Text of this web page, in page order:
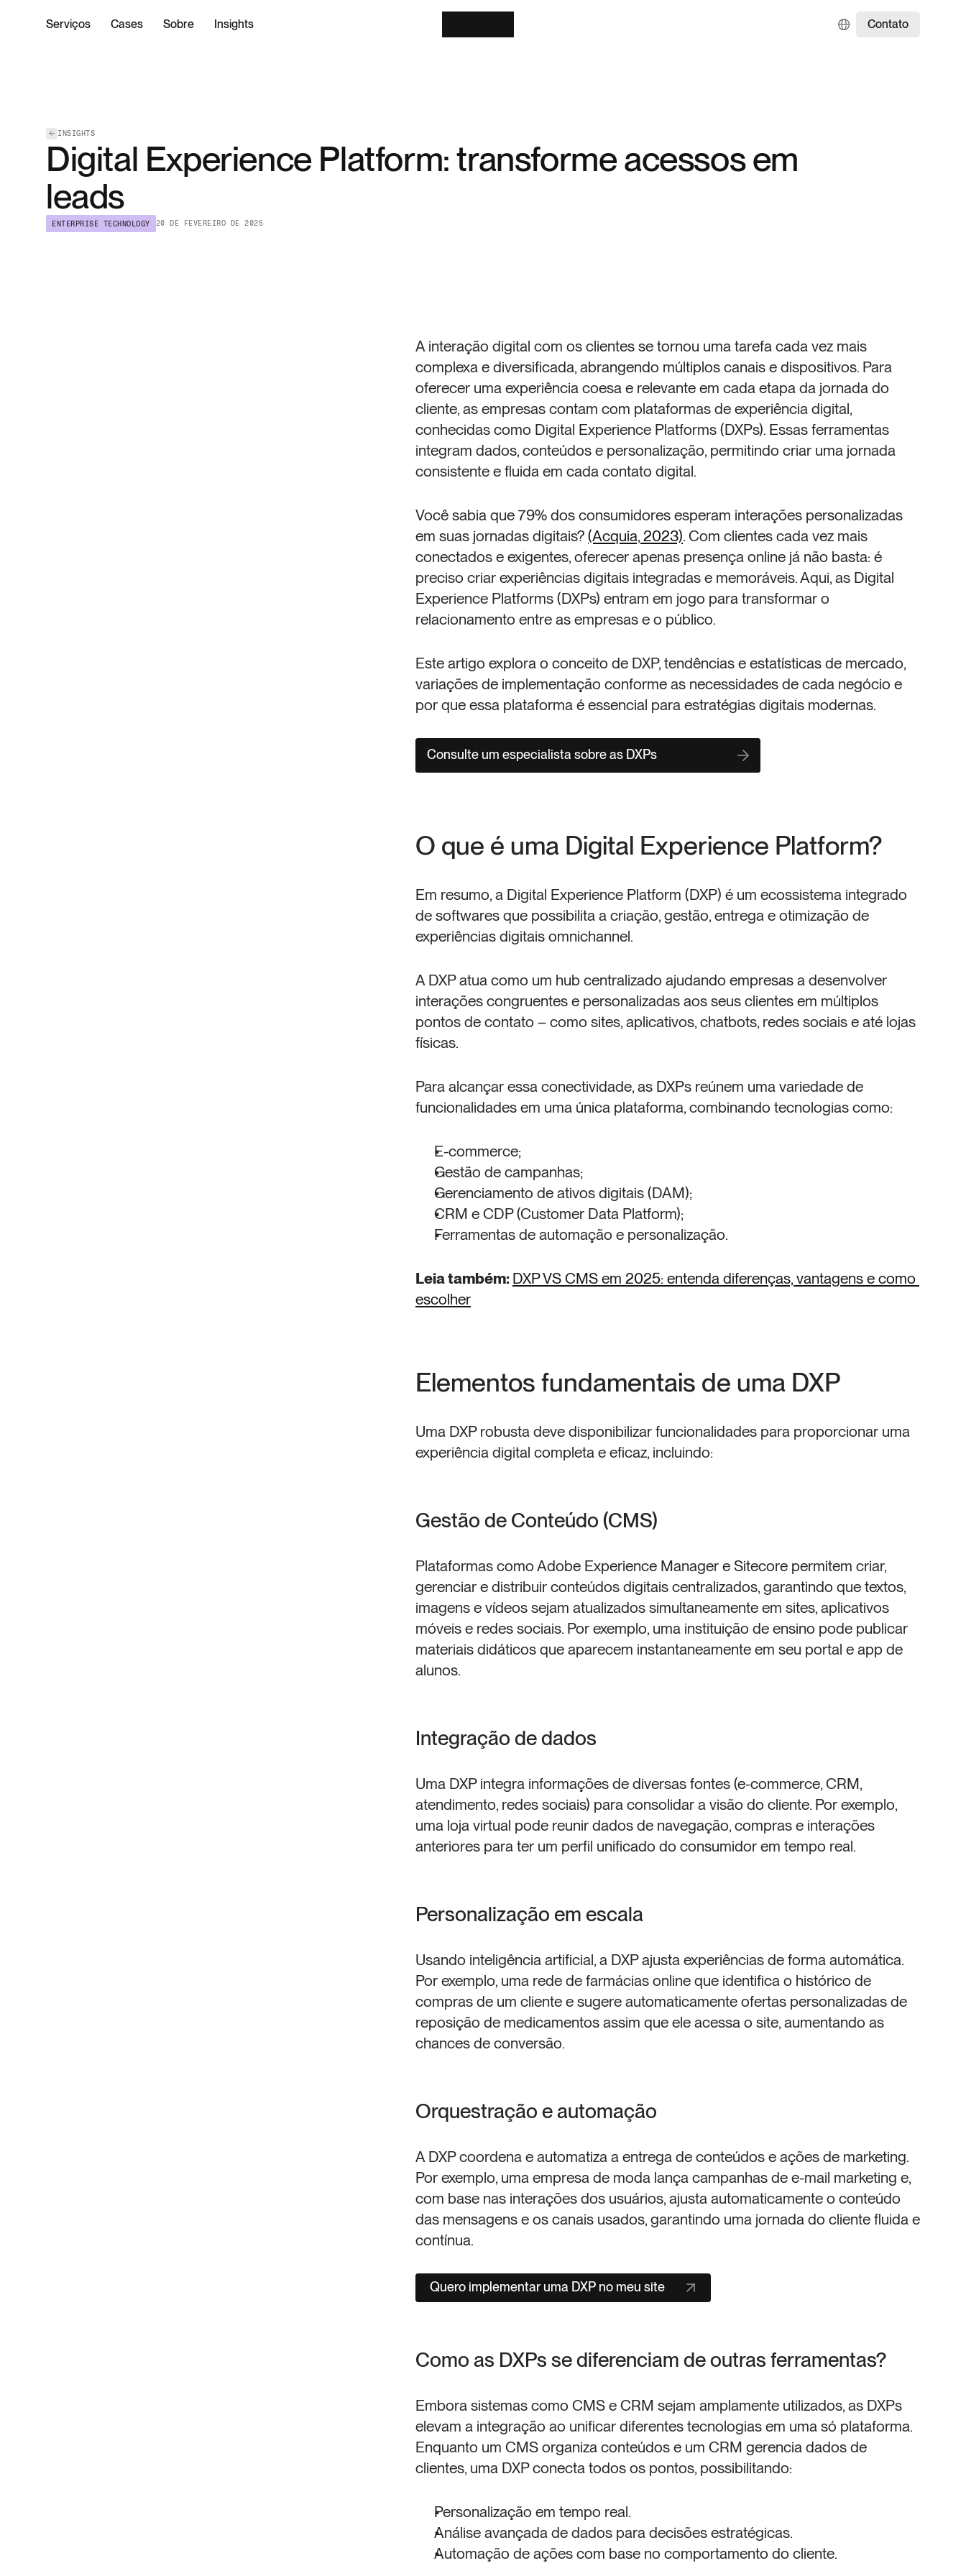
Serviços Cases Sobre Insights Contato
INSIGHTS
Digital Experience Platform: transforme acessos em
leads
ENTERPRISE TECHNOLOGY 20 DE FEVEREIRO DE 2025
A interação digital com os clientes se tornou uma tarefa cada vez mais
complexa e diversificada, abrangendo múltiplos canais e dispositivos. Para
oferecer uma experiência coesa e relevante em cada etapa da jornada do
cliente, as empresas contam com plataformas de experiência digital,
conhecidas como Digital Experience Platforms (DXPs). Essas ferramentas
integram dados, conteúdos e personalização, permitindo criar uma jornada
consistente e fluida em cada contato digital.
Você sabia que 79% dos consumidores esperam interações personalizadas
em suas jornadas digitais? (Acquia, 2023). Com clientes cada vez mais
conectados e exigentes, oferecer apenas presença online já não basta: é
preciso criar experiências digitais integradas e memoráveis. Aqui, as Digital
Experience Platforms (DXPs) entram em jogo para transformar o
relacionamento entre as empresas e o público.
Este artigo explora o conceito de DXP, tendências e estatísticas de mercado,
variações de implementação conforme as necessidades de cada negócio e
por que essa plataforma é essencial para estratégias digitais modernas.
Consulte um especialista sobre as DXPs
O que é uma Digital Experience Platform?
Em resumo, a Digital Experience Platform (DXP) é um ecossistema integrado
de softwares que possibilita a criação, gestão, entrega e otimização de
experiências digitais omnichannel.
A DXP atua como um hub centralizado ajudando empresas a desenvolver
interações congruentes e personalizadas aos seus clientes em múltiplos
pontos de contato – como sites, aplicativos, chatbots, redes sociais e até lojas
físicas.
Para alcançar essa conectividade, as DXPs reúnem uma variedade de
funcionalidades em uma única plataforma, combinando tecnologias como:
E-commerce;
Gestão de campanhas;
Gerenciamento de ativos digitais (DAM);
CRM e CDP (Customer Data Platform);
Ferramentas de automação e personalização.
Leia também: DXP VS CMS em 2025: entenda diferenças, vantagens e como
escolher
Elementos fundamentais de uma DXP
Uma DXP robusta deve disponibilizar funcionalidades para proporcionar uma
experiência digital completa e eficaz, incluindo:
Gestão de Conteúdo (CMS)
Plataformas como Adobe Experience Manager e Sitecore permitem criar,
gerenciar e distribuir conteúdos digitais centralizados, garantindo que textos,
imagens e vídeos sejam atualizados simultaneamente em sites, aplicativos
móveis e redes sociais. Por exemplo, uma instituição de ensino pode publicar
materiais didáticos que aparecem instantaneamente em seu portal e app de
alunos.
Integração de dados
Uma DXP integra informações de diversas fontes (e-commerce, CRM,
atendimento, redes sociais) para consolidar a visão do cliente. Por exemplo,
uma loja virtual pode reunir dados de navegação, compras e interações
anteriores para ter um perfil unificado do consumidor em tempo real.
Personalização em escala
Usando inteligência artificial, a DXP ajusta experiências de forma automática.
Por exemplo, uma rede de farmácias online que identifica o histórico de
compras de um cliente e sugere automaticamente ofertas personalizadas de
reposição de medicamentos assim que ele acessa o site, aumentando as
chances de conversão.
Orquestração e automação
A DXP coordena e automatiza a entrega de conteúdos e ações de marketing.
Por exemplo, uma empresa de moda lança campanhas de e-mail marketing e,
com base nas interações dos usuários, ajusta automaticamente o conteúdo
das mensagens e os canais usados, garantindo uma jornada do cliente fluida e
contínua.
Quero implementar uma DXP no meu site
Como as DXPs se diferenciam de outras ferramentas?
Embora sistemas como CMS e CRM sejam amplamente utilizados, as DXPs
elevam a integração ao unificar diferentes tecnologias em uma só plataforma.
Enquanto um CMS organiza conteúdos e um CRM gerencia dados de
clientes, uma DXP conecta todos os pontos, possibilitando:
Personalização em tempo real.
Análise avançada de dados para decisões estratégicas.
Automação de ações com base no comportamento do cliente.